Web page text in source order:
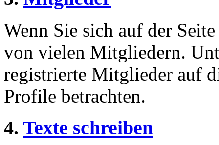
Wenn Sie sich auf der
von vielen Mitgliedern.
registrierte Mitglieder auf
Profile betrachten.
4. Texte schreiben